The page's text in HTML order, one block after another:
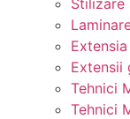
Extensii
Tehnici
Tehnici